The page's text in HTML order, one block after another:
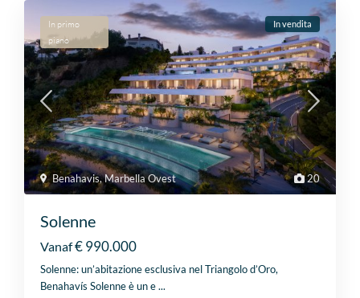
20
Benahavis,Marbella Ovest
In primo
piano
In vendita
Solenne
Vanaf€ 990.000
Solenne: un’abitazione esclusiva nel Triangolo d’Oro,
Benahavís Solenne è un e...